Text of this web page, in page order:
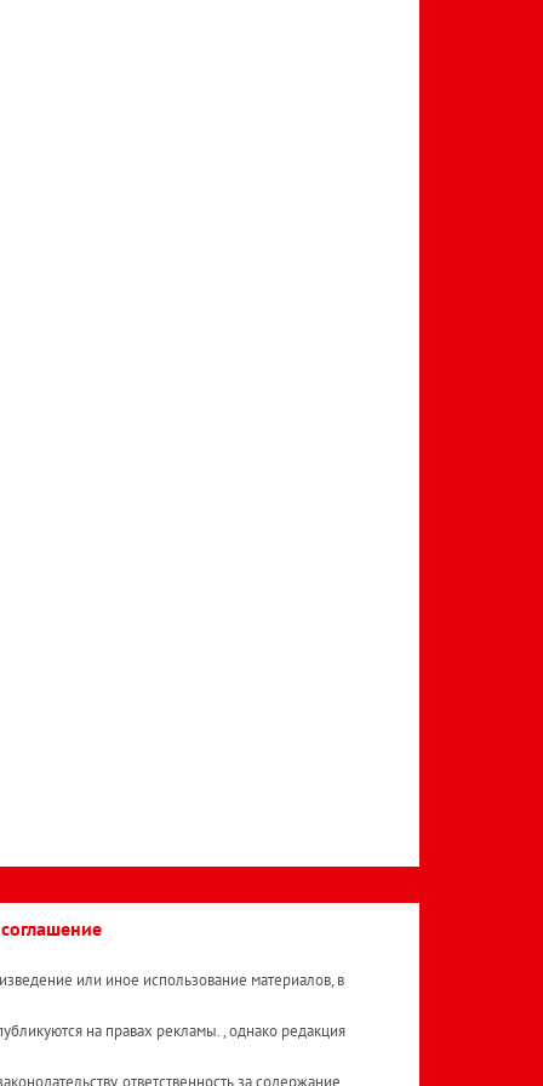
или иное использование материалов, в
на правах рекламы. , однако редакция